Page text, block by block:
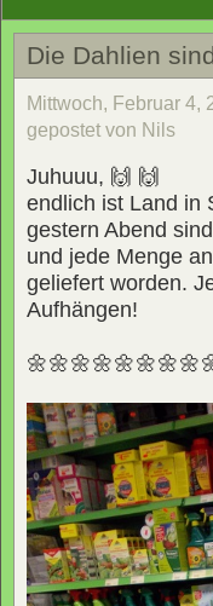
Die Dahlien
Mittwoch, Februar 4,
gepostet von Nils
Juhuuu, 🙌 🙌
endlich ist Land in
gestern Abend
und jede Menge
geliefert worden.
Aufhängen!